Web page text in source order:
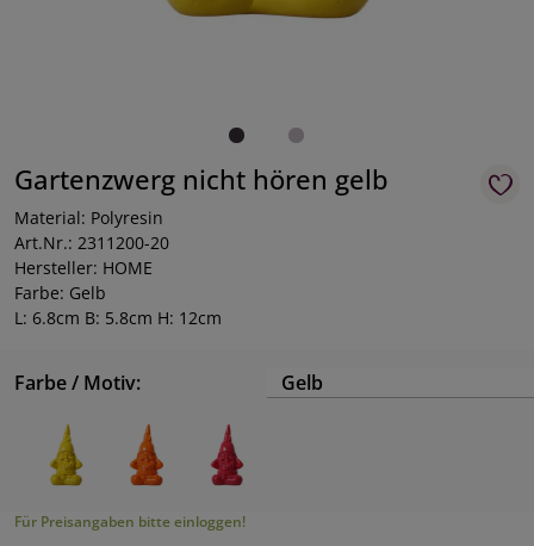
Gartenzwerg nicht hören gelb
Material: Polyresin
Art.Nr.: 2311200-20
Hersteller: HOME
Farbe: Gelb
L: 6.8cm B: 5.8cm H: 12cm
Farbe / Motiv: Gelb
Für Preisangaben bitte einloggen!